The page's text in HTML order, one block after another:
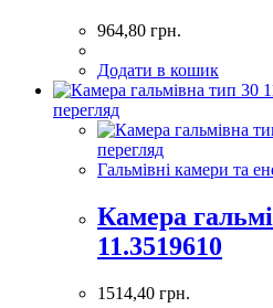
964,80 грн.
Додати в кошик
перегляд
перегляд
Гальмівні камери та
Камера
11.3519610
1514,40 грн.